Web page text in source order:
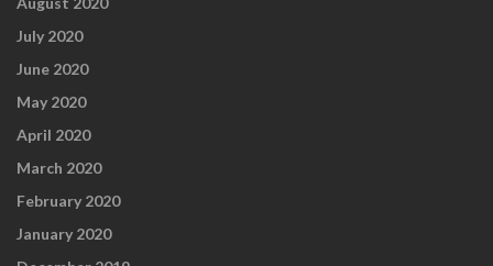
July 2020
June 2020
May 2020
April 2020
March 2020
February 2020
January 2020